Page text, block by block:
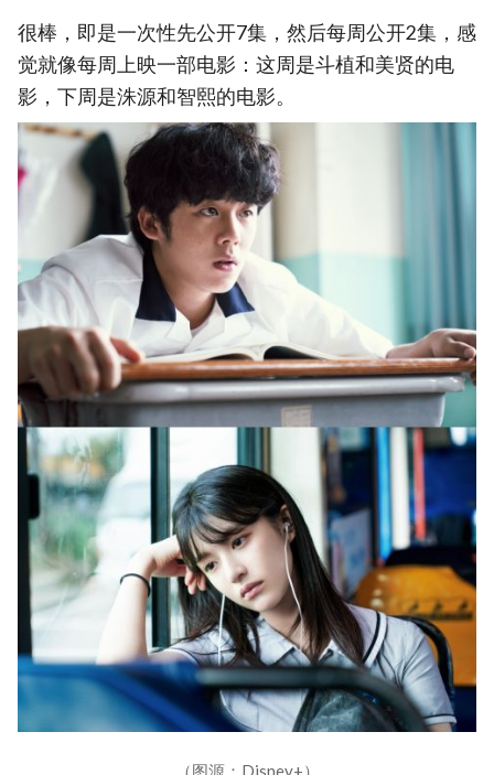
很棒，即是一次性先公开7集，然后每周公开2集，感
觉就像每周上映一部电影：这周是斗植和美贤的电
影，下周是洙源和智熙的电影。
（图源：Disney+）